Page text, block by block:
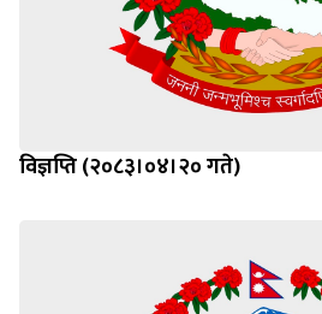
विज्ञप्ति (२०८३।०४।२० गते)